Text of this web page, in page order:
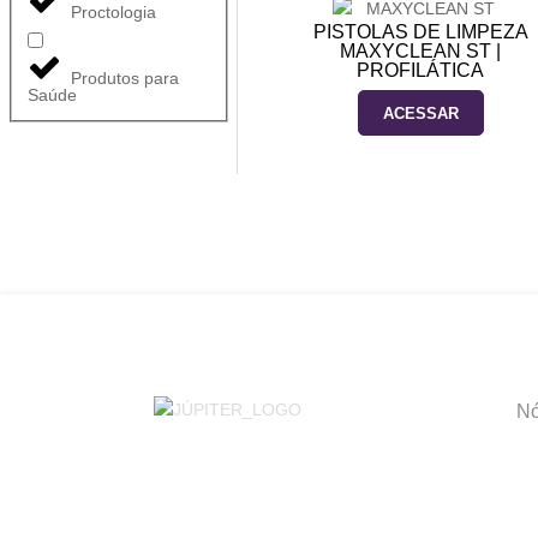
Proctologia
Produtos para
Saúde
PISTOLAS DE LIMPEZA
MAXYCLEAN ST |
PROFILÁTICA
ACESSAR